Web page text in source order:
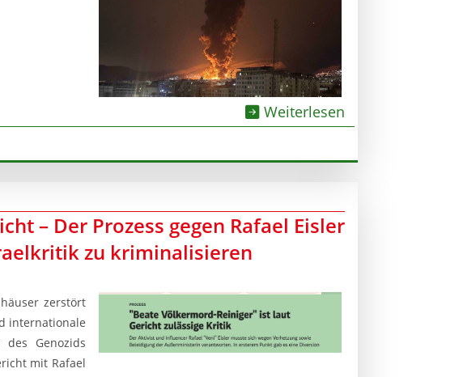
Weiterlesen
– Der Prozess gegen Rafael Eisler
zu kriminalisieren
zerstört
internationale
Genozids
mit Rafael